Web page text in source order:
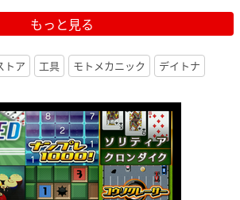
もっと見る
トア 工具 モトメカニック デイトナ